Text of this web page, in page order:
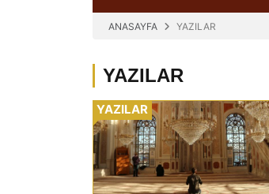
ANASAYFA YAZILAR
YAZILAR
YAZILAR